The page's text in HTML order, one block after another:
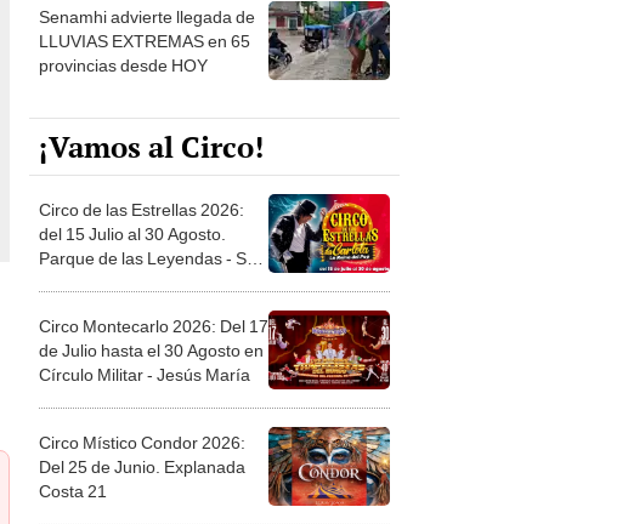
Senamhi advierte llegada de
LLUVIAS EXTREMAS en 65
provincias desde HOY
¡Vamos al Circo!
Circo de las Estrellas 2026:
del 15 Julio al 30 Agosto.
Parque de las Leyendas - San
Circo Montecarlo 2026: Del 17
de Julio hasta el 30 Agosto en
Círculo Militar - Jesús María
Circo Místico Condor 2026:
Del 25 de Junio. Explanada
Costa 21